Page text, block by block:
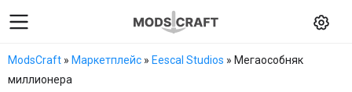
ModsCraft » Маркетплейс » Eescal Studios » Мегаособняк
миллионера